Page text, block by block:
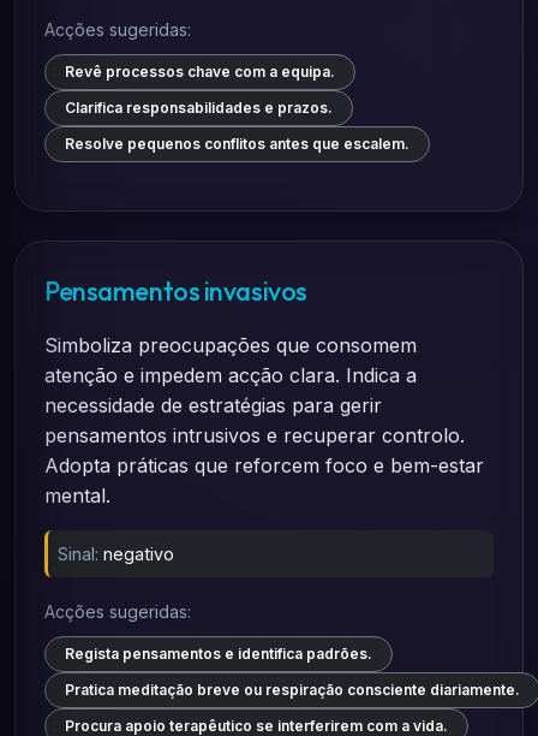
Acções sugeridas:
Revê processos chave com a equipa.
Clarifica responsabilidades e prazos.
Resolve pequenos conflitos antes que escalem.
Pensamentos invasivos
Simboliza preocupações que consomem
atenção e impedem acção clara. Indica a
necessidade de estratégias para gerir
pensamentos intrusivos e recuperar controlo.
Adopta práticas que reforcem foco e bem-estar
mental.
Sinal: negativo
Acções sugeridas:
Regista pensamentos e identifica padrões.
Pratica meditação breve ou respiração consciente diariamente.
Procura apoio terapêutico se interferirem com a vida.